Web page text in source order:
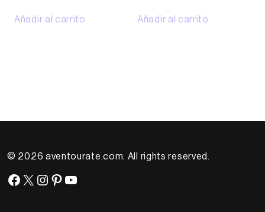
Añadir al carrito Añadir al carrito
© 2026 aventourate.com. All rights reserved.
Facebook
X Instagram
Pinterest
YouTube